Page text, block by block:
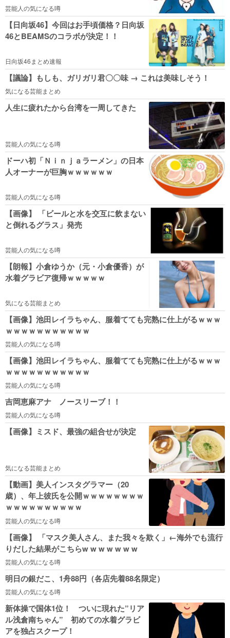
芸能人の気になる噂
【日向坂46】今回はお手頃価格？日向坂
46とBEAMSのコラボが決定！！
日向坂46まとめ速報
【議論】もしも、ガリガリ君〇〇味 → これは美味しそう！
気になる芸能まとめ
人生に疲れたから台湾を一周してきた
芸能人の気になる噂
ドーハ初「Ｎｉｎｊａラーメン」の日本
人オーナーが巨胸ｗｗｗｗｗｗ
芸能人の気になる噂
【画像】 「ビールと水を交互に飲まない
と倒れるグラス」発売
芸能人の気になる噂
【朗報】小倉ゆうか（元・小倉優香）が
水着グラビア復帰ｗｗｗｗｗ
気になる芸能まとめ
【画像】池田レイラちゃん、服着てても完熟に仕上がるｗｗｗ
ｗｗｗｗｗｗｗｗｗｗｗ
芸能人の気になる噂
【画像】池田レイラちゃん、服着てても完熟に仕上がるｗｗｗ
ｗｗｗｗｗｗｗｗｗｗｗ
芸能人の気になる噂
吉岡恵麻アナ ノースリーブ！！
芸能人の気になる噂
【画像】ミスド、最強の組合せが決定
気になる芸能まとめ
【動画】美人インスタグラマー（20
歳）、年上彼氏を公開ｗｗｗｗｗｗｗｗ
ｗｗｗｗｗｗｗｗｗｗ
芸能人の気になる噂
【画像】 「マスク美人さん、また我々を欺く」←海外でも流行
りだした結果がこちらw w w w w w w
芸能人の気になる噂
明日の銀だこ、1舟88円（各店先着88名限定）
芸能人の気になる噂
新体操で国体1位！ ついに現れた”リア
ル浅倉南ちゃん” 初めての水着グラビ
アを独占スクープ！